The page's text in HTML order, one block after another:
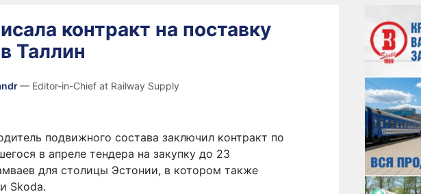
контракт на поставку
Таллин
— Editor-in-Chief at Railway Supply
подвижного состава заключил контракт по
в апреле тендера на закупку до 23
для столицы Эстонии, в котором также
Skoda.